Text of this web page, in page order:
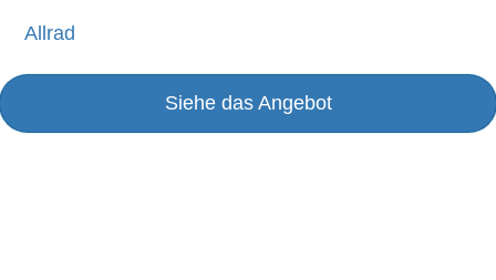
Allrad
Siehe das Angebot